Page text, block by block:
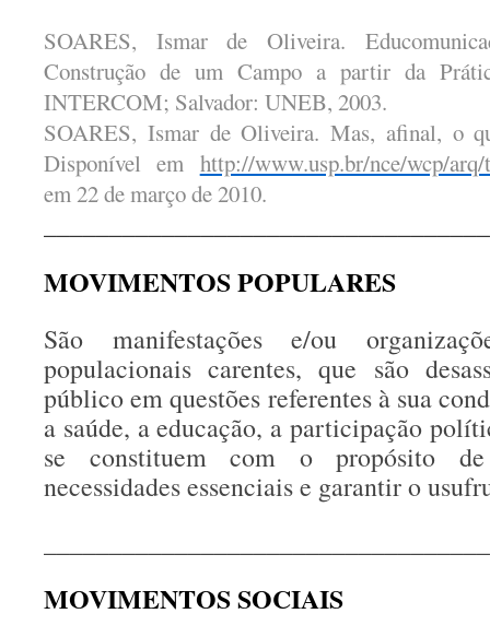
SOARES, Ismar de Oliveira.
Construção de um Campo a partir da
INTERCOM; Salvador: UNEB, 2003.
SOARES, Ismar de Oliveira. Mas, afinal, o
Disponível em http://www.usp.br/nce/wcp/
em 22 de março de 2010.
MOVIMENTOS POPULARES
São manifestações e/ou
populacionais carentes, que são
público em questões referentes à sua
a saúde, a educação, a participação
se constituem com o propósito
necessidades essenciais e garantir o
MOVIMENTOS SOCIAIS